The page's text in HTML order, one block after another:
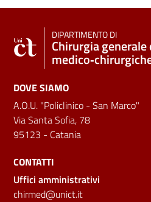
DIPARTIMENTO DI
Chirurgia
DOVE SIAMO
A.O.U. "Policlinico - San Marco"
Via Santa Sofia, 78
95123 - Catania
CONTATTI
Uffici amministrativi
chirmed@unict.it